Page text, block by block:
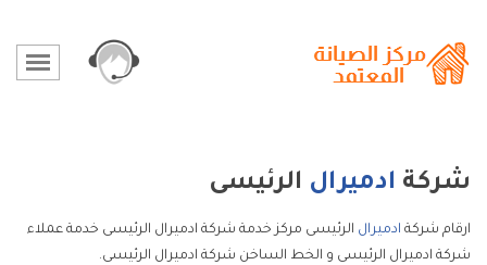
شركة ادميرال الرئيسى
ارقام شركة ادميرال الرئيسى مركز خدمة شركة ادميرال الرئيسى خدمة عملاء
شركة ادميرال الرئيسى و الخط الساخن شركة ادميرال الرئيسى.